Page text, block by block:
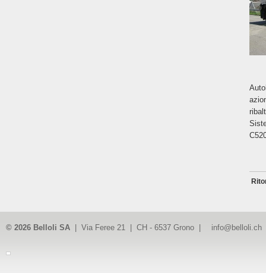
© 2026 Belloli SA | Via Feree 21 | CH - 6537 Grono | info@belloli.ch